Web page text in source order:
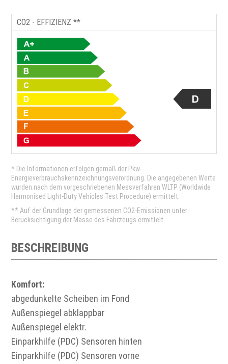
CO2 - EFFIZIENZ **
* Die Informationen erfolgen gemäß der Pkw-
Energieverbrauchskennzeichnungsverordnung. Die angegebenen Werte
wurden nach dem vorgeschriebenen Messverfahren WLTP (Worldwide
Harmonised Light-Duty Vehicles Test Procedure) ermittelt.
** Auf der Grundlage der gemessenen CO2-Emissionen unter
Berücksichtigung der Masse des Fahrzeugs ermittelt.
BESCHREIBUNG
Komfort:
abgedunkelte Scheiben im Fond
Außenspiegel abklappbar
Außenspiegel elektr.
Einparkhilfe (PDC) Sensoren hinten
Einparkhilfe (PDC) Sensoren vorne